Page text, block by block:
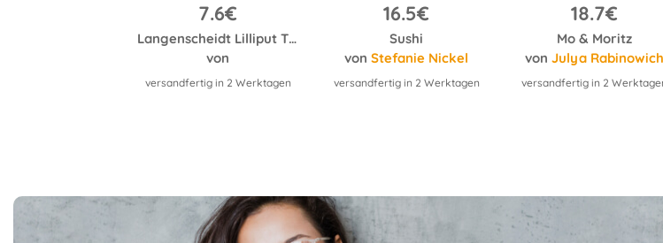
7.6€
Langenscheidt Lilliput Tirolerisch
von
versandfertig in 2 Werktagen
16.5€
Sushi
vonStefanie Nickel
versandfertig in 2 Werktagen
18.7€
Mo & Moritz
vonJulya Rabinowich
versandfertig in 2